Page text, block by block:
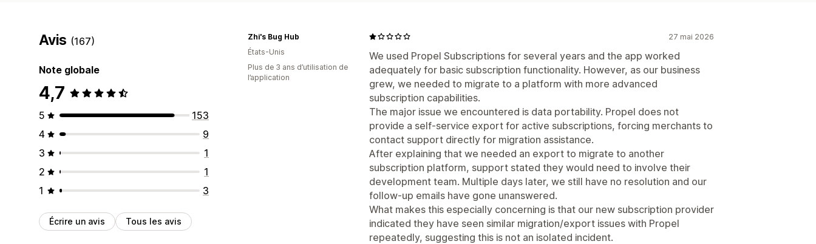
Avis (167)
Note globale
4,7
5
153
4
9
3
1
2
1
1
3
Écrire un avis Tous les avis
27 mai 2026
We used Propel Subscriptions for several years and the app worked
adequately for basic subscription functionality. However, as our business
grew, we needed to migrate to a platform with more advanced
subscription capabilities.
The major issue we encountered is data portability. Propel does not
provide a self-service export for active subscriptions, forcing merchants to
contact support directly for migration assistance.
After explaining that we needed an export to migrate to another
subscription platform, support stated they would need to involve their
development team. Multiple days later, we still have no resolution and our
follow-up emails have gone unanswered.
What makes this especially concerning is that our new subscription provider
indicated they have seen similar migration/export issues with Propel
repeatedly, suggesting this is not an isolated incident.
Zhi's Bug Hub
États-Unis
Plus de 3 ans d’utilisation de
l’application